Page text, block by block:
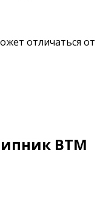
BTM